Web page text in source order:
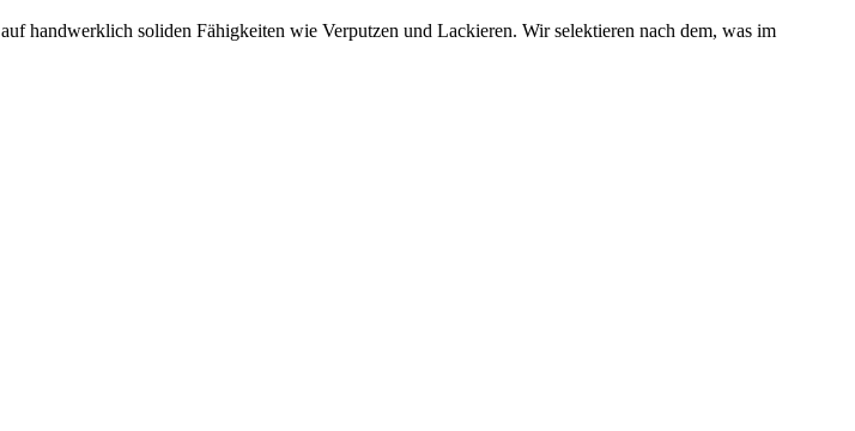
handwerklich soliden Fähigkeiten wie Verputzen und Lackieren. Wir selektieren nach dem, was im